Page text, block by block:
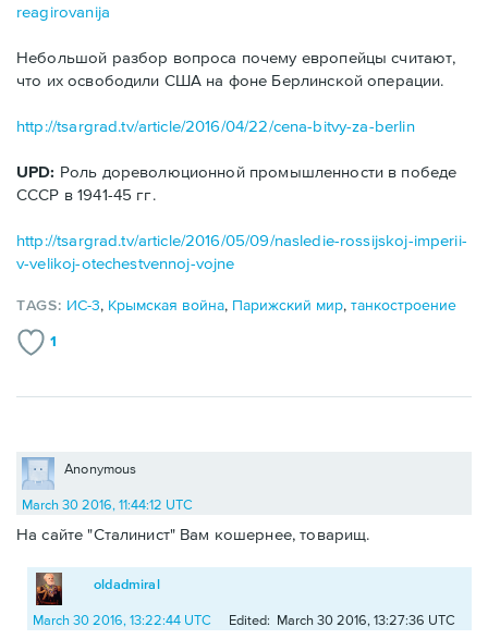
reagirovanija
Небольшой разбор вопроса почему европейцы считают,
что их освободили США на фоне Берлинской операции.
http://tsargrad.tv/article/2016/04/22/cena-bitvy-za-berlin
UPD: Роль дореволюционной промышленности в победе
СССР в 1941-45 гг.
http://tsargrad.tv/article/2016/05/09/nasledie-rossijskoj-imperii-
v-velikoj-otechestvennoj-vojne
TAGS: ИС-3, Крымская война, Парижский мир,танкостроение
1
Anonymous
March 30 2016, 11:44:12 UTC
На сайте "Сталинист" Вам кошернее, товарищ.
oldadmiral
March 30 2016, 13:22:44 UTC Edited: March 30 2016, 13:27:36 UTC